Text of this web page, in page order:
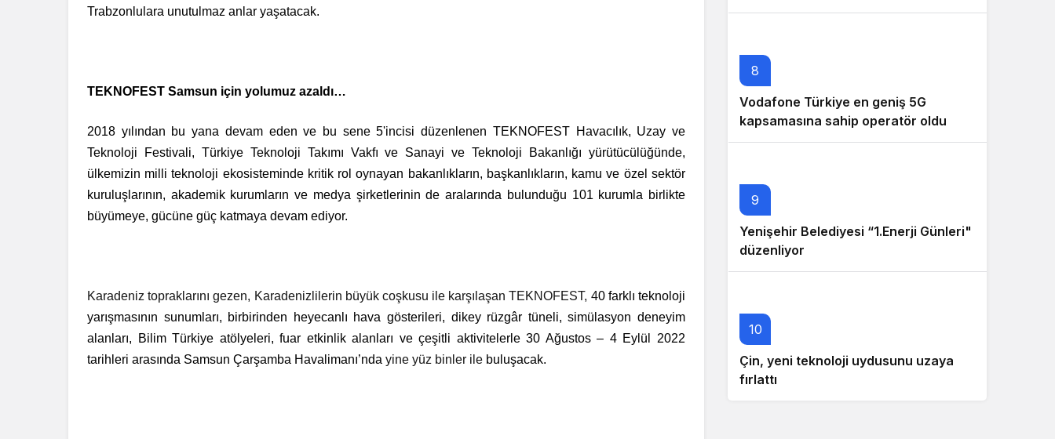
Trabzonlulara unutulmaz anlar yaşatacak.
TEKNOFEST Samsun için yolumuz azaldı…
2018 yılından bu yana devam eden ve bu sene 5'incisi düzenlenen TEKNOFEST Havacılık, Uzay ve
Teknoloji Festivali, Türkiye Teknoloji Takımı Vakfı ve Sanayi ve Teknoloji Bakanlığı yürütücülüğünde,
ülkemizin milli teknoloji ekosisteminde kritik rol oynayan bakanlıkların, başkanlıkların, kamu ve özel sektör
kuruluşlarının, akademik kurumların ve medya şirketlerinin de aralarında bulunduğu 101 kurumla birlikte
büyümeye, gücüne güç katmaya devam ediyor.
Karadeniz topraklarını gezen, Karadenizlilerin büyük coşkusu ile karşılaşan TEKNOFEST, 40 farklı teknoloji
yarışmasının sunumları, birbirinden heyecanlı hava gösterileri, dikey rüzgâr tüneli, simülasyon deneyim
alanları, Bilim Türkiye atölyeleri, fuar etkinlik alanları ve çeşitli aktivitelerle 30 Ağustos – 4 Eylül 2022
tarihleri arasında Samsun Çarşamba Havalimanı’ndayine yüz binler ile buluşacak.
8
Vodafone Türkiye en geniş 5G
kapsamasına sahip operatör oldu
9
Yenişehir Belediyesi “1.Enerji Günleri"
düzenliyor
10
Çin, yeni teknoloji uydusunu uzaya
fırlattı